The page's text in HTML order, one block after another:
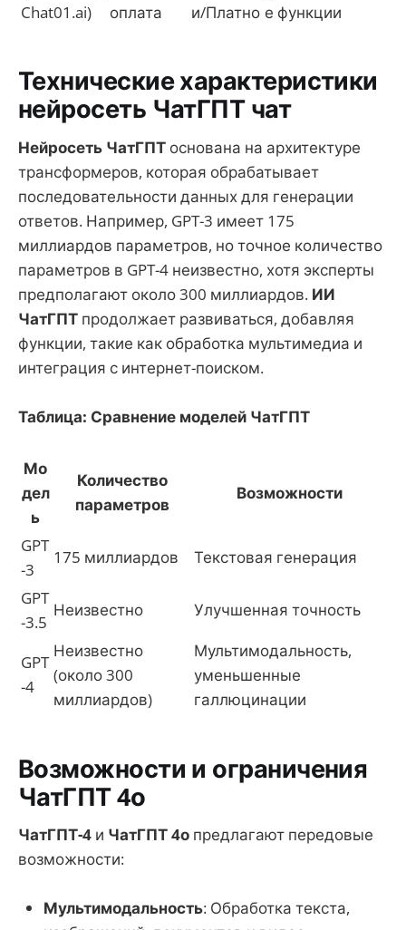
Chat01.ai)
оплата
и/Платно е функции
Технические характеристики
нейросеть ЧатГПТ чат
Нейросеть ЧатГПТ основана на архитектуре
трансформеров, которая обрабатывает
последовательности данных для генерации
ответов. Например, GPT-3 имеет 175
миллиардов параметров, но точное количество
параметров в GPT-4 неизвестно, хотя эксперты
предполагают около 300 миллиардов. ИИ
ЧатГПТ продолжает развиваться, добавляя
функции, такие как обработка мультимедиа и
интеграция с интернет-поиском.
Таблица: Сравнение моделей ЧатГПТ
Мо
дел
ь
Количество
параметров
Возможности
GPT
-3
175 миллиардов
Текстовая генерация
GPT
-3.5
Неизвестно Улучшенная точность
GPT
-4
Неизвестно
(около 300
миллиардов)
Мультимодальность,
уменьшенные
галлюцинации
Возможности и ограничения
ЧатГПТ 4о
ЧатГПТ-4 и ЧатГПТ 4о предлагают передовые
возможности:
Мультимодальность: Обработка текста,